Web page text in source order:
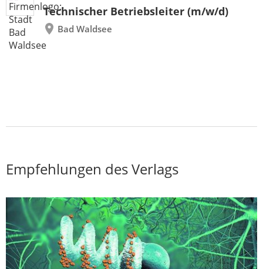
Technischer Betriebsleiter (m/w/d)
Bad Waldsee
Empfehlungen des Verlags